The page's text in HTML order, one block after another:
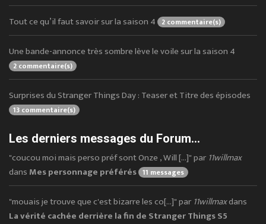
Tout ce qu’il faut savoir sur la saison 4 2 commentaire(s)
Une bande-annonce très sombre lève le voile sur la saison 4
2 commentaire(s)
Surprises du Stranger Things Day : Teaser et Titre des épisodes
13 commentaire(s)
Les derniers messages du Forum...
"coucou moi mais perso préf sont Onze , Will [...]" par 11willmax
dans Mes personnage préférés 11 messages
"mouais je trouve que c'est bizarre les co[...]" par 11willmaxdans
La vérité cachée derrière la fin de Stranger Things S5